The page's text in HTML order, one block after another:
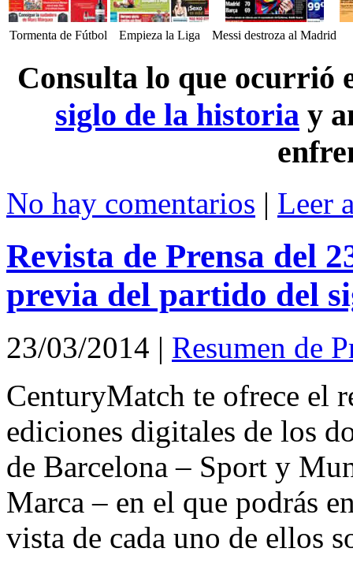
Tormenta de Fútbol Empieza la Liga Messi destroza al Madrid
Consulta lo que ocurrió
siglo de la historia y
No hay comentarios | Leer
Revista de Prensa del
previa del partido del
23/03/2014 | Resumen de
CenturyMatch te ofrece el
ediciones digitales de los
de Barcelona – Sport y
Marca – en el que podrás
vista de cada uno de ellos